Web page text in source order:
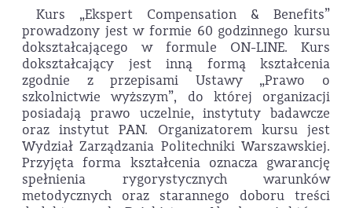
Kurs „Ekspert Compensation & Benefits”
prowadzony jest w formie 60 godzinnego kursu
dokształcającego w formule ON-LINE. Kurs
dokształcający jest inną formą kształcenia
zgodnie z przepisami Ustawy „Prawo o
szkolnictwie wyższym”, do której organizacji
posiadają prawo uczelnie, instytuty badawcze
oraz instytut PAN. Organizatorem kursu jest
Wydział Zarządzania Politechniki Warszawskiej.
Przyjęta forma kształcenia oznacza gwarancję
spełnienia rygorystycznych warunków
metodycznych oraz starannego doboru treści